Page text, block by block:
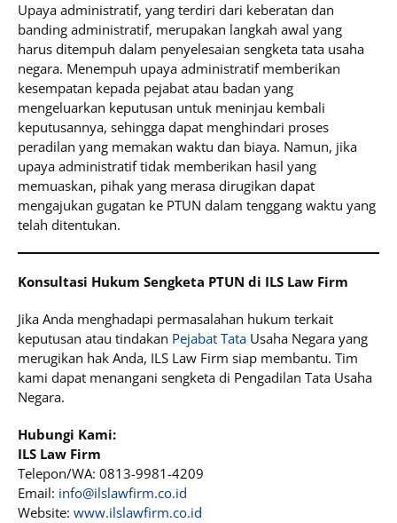
Upaya administratif, yang terdiri dari keberatan dan
banding administratif, merupakan langkah awal yang
harus ditempuh dalam penyelesaian sengketa tata usaha
negara. Menempuh upaya administratif memberikan
kesempatan kepada pejabat atau badan yang
mengeluarkan keputusan untuk meninjau kembali
keputusannya, sehingga dapat menghindari proses
peradilan yang memakan waktu dan biaya. Namun, jika
upaya administratif tidak memberikan hasil yang
memuaskan, pihak yang merasa dirugikan dapat
mengajukan gugatan ke PTUN dalam tenggang waktu yang
telah ditentukan.
Konsultasi Hukum Sengketa PTUN di ILS Law Firm
Jika Anda menghadapi permasalahan hukum terkait
keputusan atau tindakan Pejabat Tata Usaha Negara yang
merugikan hak Anda, ILS Law Firm siap membantu. Tim
kami dapat menangani sengketa di Pengadilan Tata Usaha
Negara.
Hubungi Kami:
ILS Law Firm
Telepon/WA: 0813-9981-4209
Email: info@ilslawfirm.co.id
Website: www.ilslawfirm.co.id